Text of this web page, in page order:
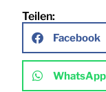
Teilen:
Facebook
WhatsApp